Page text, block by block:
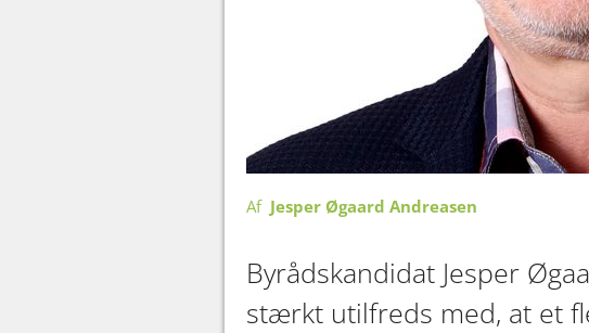
Af Jesper Øgaard Andreasen
Byrådskandidat Jesper
stærkt utilfreds med, at et